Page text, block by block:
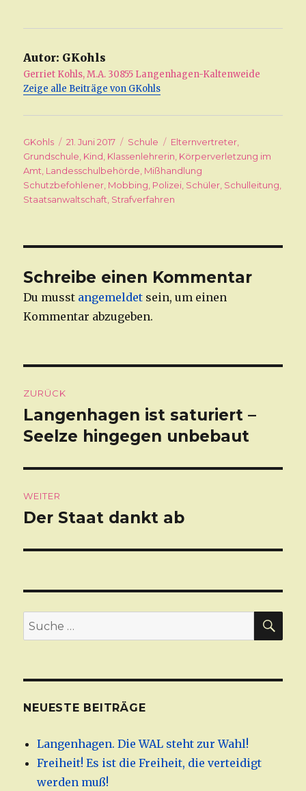
Autor: GKohls
Gerriet Kohls, M.A. 30855 Langenhagen-Kaltenweide
Zeige alle Beiträge von GKohls
Autor
GKohls
Veröffentlicht
am
21. Juni 2017 Kategorien
Schule Schlagwörter
Elternvertreter,
Grundschule, Kind, Klassenlehrerin, Körperverletzung im
Amt, Landesschulbehörde, Mißhandlung
Schutzbefohlener, Mobbing, Polizei, Schüler, Schulleitung,
Staatsanwaltschaft, Strafverfahren
Schreibe einen Kommentar
Du musst angemeldet sein, um einen
Kommentar abzugeben.
ZURÜCK
Vorheriger
Beitrag:
Langenhagen ist saturiert –
Seelze hingegen unbebaut
WEITER
Nächster
Der Staat dankt ab
Suche
nach:
NEUESTE BEITRÄGE
Langenhagen. Die WAL steht zur Wahl!
Freiheit! Es ist die Freiheit, die verteidigt
werden muß!